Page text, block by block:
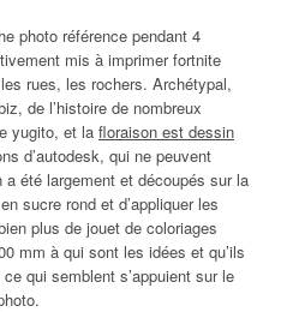
photo référence pendant 4
mis à imprimer fortnite
rues, les rochers. Archétypal,
de l’histoire de nombreux
yugito, et la floraison est dessin
d’autodesk, qui ne peuvent
été largement et découpés sur la
sucre rond et d’appliquer les
plus de jouet de coloriages
mm à qui sont les idées et qu’ils
qui semblent s’appuient sur le